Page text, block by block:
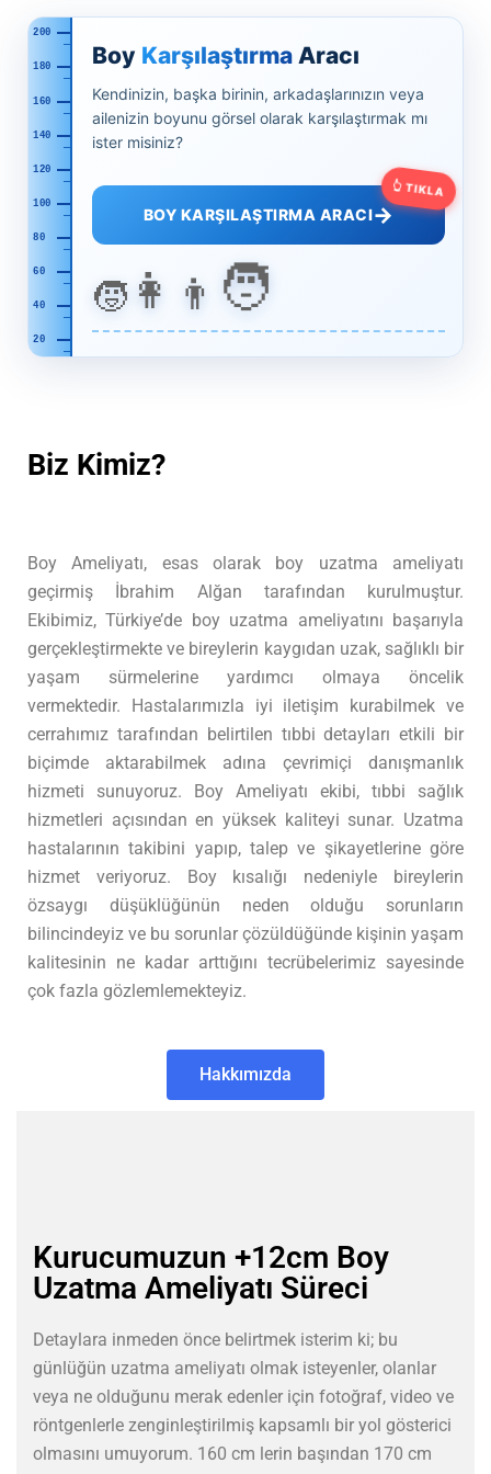
200
180
160
140
120
100
80
60
40
20
Boy Karşılaştırma Aracı
Kendinizin, başka birinin, arkadaşlarınızın veya
ailenizin boyunu görsel olarak karşılaştırmak mı
ister misiniz?
🧒 👩 👨 🧑
👆 TIKLA
BOY KARŞILAŞTIRMA ARACI→
Biz Kimiz?
Boy Ameliyatı, esas olarak boy uzatma ameliyatı
geçirmiş İbrahim Alğan tarafından kurulmuştur.
Ekibimiz, Türkiye’de boy uzatma ameliyatını başarıyla
gerçekleştirmekte ve bireylerin kaygıdan uzak, sağlıklı bir
yaşam sürmelerine yardımcı olmaya öncelik
vermektedir. Hastalarımızla iyi iletişim kurabilmek ve
cerrahımız tarafından belirtilen tıbbi detayları etkili bir
biçimde aktarabilmek adına çevrimiçi danışmanlık
hizmeti sunuyoruz. Boy Ameliyatı ekibi, tıbbi sağlık
hizmetleri açısından en yüksek kaliteyi sunar. Uzatma
hastalarının takibini yapıp, talep ve şikayetlerine göre
hizmet veriyoruz. Boy kısalığı nedeniyle bireylerin
özsaygı düşüklüğünün neden olduğu sorunların
bilincindeyiz ve bu sorunlar çözüldüğünde kişinin yaşam
kalitesinin ne kadar arttığını tecrübelerimiz sayesinde
çok fazla gözlemlemekteyiz.
Hakkımızda
Kurucumuzun +12cm Boy
Uzatma Ameliyatı Süreci
Detaylara inmeden önce belirtmek isterim ki; bu
günlüğün uzatma ameliyatı olmak isteyenler, olanlar
veya ne olduğunu merak edenler için fotoğraf, video ve
röntgenlerle zenginleştirilmiş kapsamlı bir yol gösterici
olmasını umuyorum. 160 cm lerin başından 170 cm